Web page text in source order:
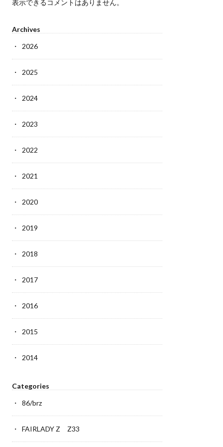
表示できるコメントはありません。
Archives
2026
2025
2024
2023
2022
2021
2020
2019
2018
2017
2016
2015
2014
Categories
86/brz
FAIRLADY Z Z33